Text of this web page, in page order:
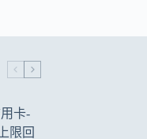
卡-
限回